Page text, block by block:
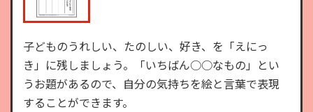
子どものうれしい、たのしい、好き、を「えにっ
き」に残しましょう。「いちばん○○なもの」とい
うお題があるので、自分の気持ちを絵と言葉で表現
することができます。